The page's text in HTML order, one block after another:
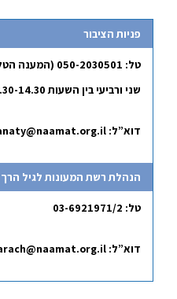
פניות הציבור
טל: 050-
שני ורביעי בין השעות 8.30-14.30) |
דוא”ל:
הנהלת רשת המעונות לגיל הרך
טל: 03-6921971/2
דוא”ל: